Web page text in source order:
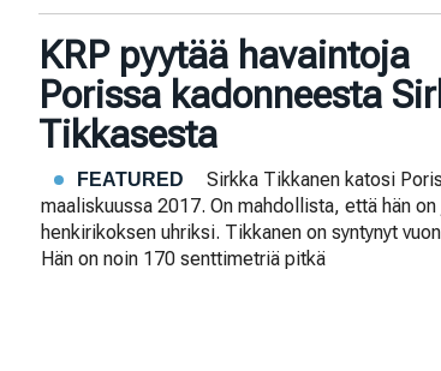
KRP pyytää havaintoja
Porissa kadonneesta
Tikkasesta
FEATURED
Sirkka Tikkanen katosi
maaliskuussa 2017. On mahdollista, että hän
henkirikoksen uhriksi. Tikkanen on syntynyt
Hän on noin 170 senttimetriä pitkä